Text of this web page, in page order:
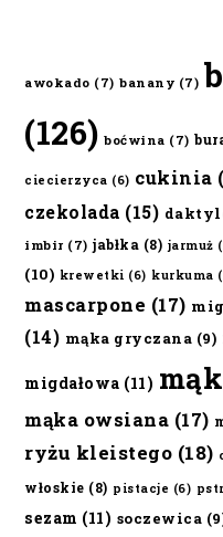
awokado (7) banany (7)
(126) boćwina (7)
ciecierzyca (6) cukinia
czekolada (15)
imbir (7) jabłka (8) jarmuż
(10) krewetki (6) kurkuma
mascarpone (17)
(14) mąka gryczana (9)
migdałowa (11)
mąka owsiana (17)
ryżu kleistego (18)
włoskie (8) pistacje (6)
sezam (11) soczewica